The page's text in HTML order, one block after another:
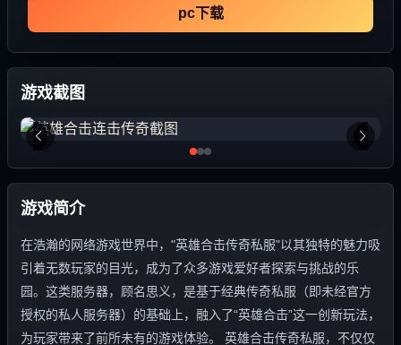
pc下载
游戏截图
游戏简介
在浩瀚的网络游戏世界中，"英雄合击传奇私服"以其独特的魅力吸
引着无数玩家的目光，成为了众多游戏爱好者探索与挑战的乐
园。这类服务器，顾名思义，是基于经典传奇私服（即未经官方
授权的私人服务器）的基础上，融入了“英雄合击”这一创新玩法，
为玩家带来了前所未有的游戏体验。 英雄合击传奇私服，不仅仅